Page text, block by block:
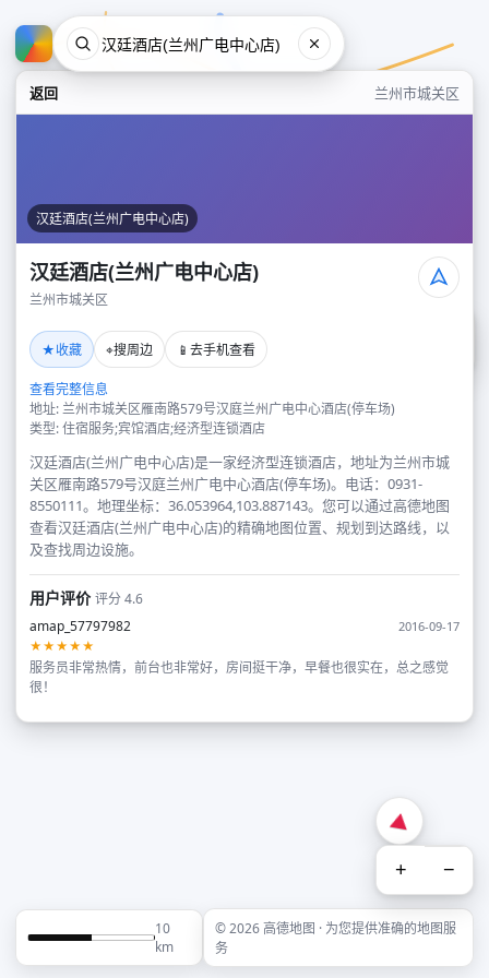
返回 兰州市城关区
汉廷酒店(兰州广电中心店)
汉廷酒店(兰州广电中心店)
兰州市城关区
★收藏 ⌖搜周边 📱 去手机查看
查看完整信息
地址: 兰州市城关区雁南路579号汉庭兰州广电中心酒店(停车场)
类型: 住宿服务;宾馆酒店;经济型连锁酒店
汉廷酒店(兰州广电中心店)是一家经济型连锁酒店，地址为兰州市城
关区雁南路579号汉庭兰州广电中心酒店(停车场)。电话：0931-
8550111。地理坐标：36.053964,103.887143。您可以通过高德地图
查看汉廷酒店(兰州广电中心店)的精确地图位置、规划到达路线，以
及查找周边设施。
用户评价评分 4.6
amap_57797982
2016-09-17
★★★★★
服务员非常热情，前台也非常好，房间挺干净，早餐也很实在，总之感觉
很！
+ −
10
km
© 2026 高德地图 · 为您提供准确的地图服
务